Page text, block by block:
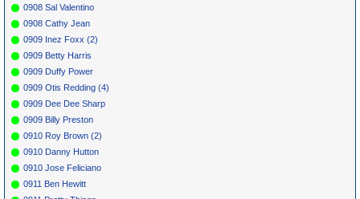
0908 Sal Valentino
0908 Cathy Jean
0909 Inez Foxx (2)
0909 Betty Harris
0909 Duffy Power
0909 Otis Redding (4)
0909 Dee Dee Sharp
0909 Billy Preston
0910 Roy Brown (2)
0910 Danny Hutton
0910 Jose Feliciano
0911 Ben Hewitt